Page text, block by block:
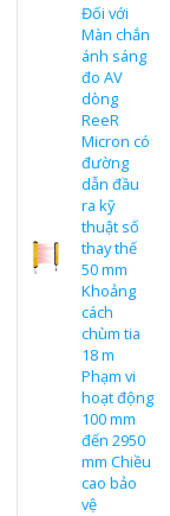
Đối với
Màn chắn
ánh sáng
đo AV
dòng
ReeR
Micron có
đường
dẫn đầu
ra kỹ
thuật số
thay thế
50 mm
Khoảng
cách
chùm tia
18 m
Phạm vi
hoạt động
100 mm
đến 2950
mm Chiều
cao bảo
vệ